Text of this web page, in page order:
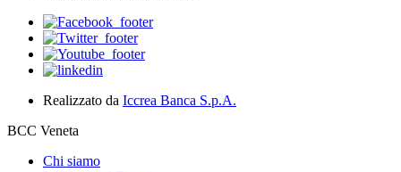
Realizzato da Iccrea Banca S.p.A.
BCC Veneta
Chi siamo